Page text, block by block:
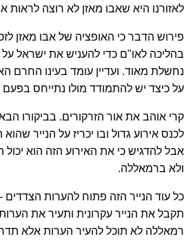
לאזורנו היא שאבו מאזן לא רוצה לראות
פירוש הדבר כי האופציה של אבו מאזן
בהליכה לאו"ם כדי להעניש את ישראל על
נחשלת מאוד. ועדיין עומד בעינו החרם
על כיצד יש להתמודד מולו נתייחס
קרי אוהב את אור הזרקורים. בביקורו
לכנס אירוע גדול ובו יכריז על הנייר שהוא
אבל להדגיש כי את האירוע הזה הוא
ולא ברמאללה.
כל עוד הנייר הזה פתוח להערות הצדדים
תקבל את הנייר עקרונית ותעיר את
רמאללה לא תוכל להעיר הערות אלא